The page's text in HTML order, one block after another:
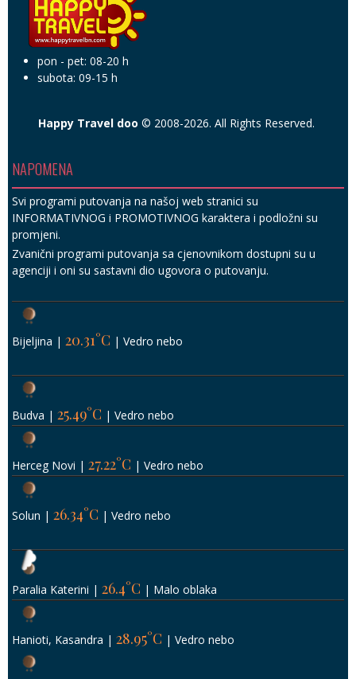
pon - pet: 08-20 h
subota: 09-15 h
Happy Travel doo © 2008-2026. All Rights Reserved.
NAPOMENA
Svi programi putovanja na našoj web stranici su
INFORMATIVNOG i PROMOTIVNOG karaktera i podložni su
promjeni.
Zvanični programi putovanja sa cjenovnikom dostupni su u
agenciji i oni su sastavni dio ugovora o putovanju.
Bijeljina | 20.31°C | Vedro nebo
Budva | 25.49°C | Vedro nebo
Herceg Novi | 27.22°C | Vedro nebo
Solun | 26.34°C | Vedro nebo
Paralia Katerini | 26.4°C | Malo oblaka
Hanioti, Kasandra | 28.95°C | Vedro nebo